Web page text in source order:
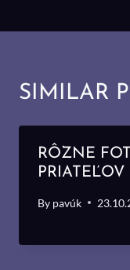
SIMILAR
RÔZNE
PRIATEĽOV
By pavúk